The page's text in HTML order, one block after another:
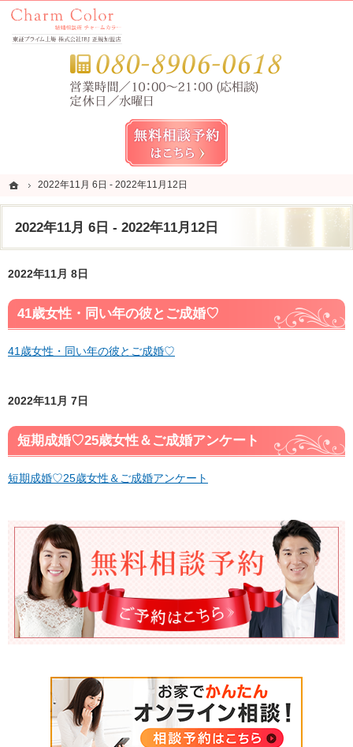
ホーム
2022年11月 6日 - 2022年11月12日
2022年11月 6日 - 2022年11月12日
錦糸町・亀戸・平井の結婚相談所なら当相談所へ。
錦糸町・亀戸・平井の結婚相談所なら短期成婚を目指すCharm Color (チャームカラー)
2022年11月 8日
41歳女性・同い年の彼とご成婚♡
41歳女性・同い年の彼とご成婚♡
2022年11月 7日
短期成婚♡25歳女性＆ご成婚アンケート
短期成婚♡25歳女性＆ご成婚アンケート
ホーム
2022年11月 6日 - 2022年11月12日